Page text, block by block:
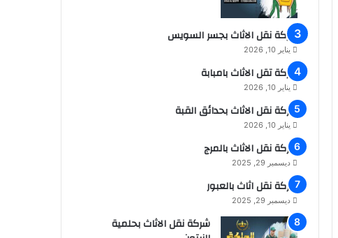
شركة نقل الاثاث بجسر السويس
يناير 10, 2026
شركة تقل الاثاث بامبابة
يناير 10, 2026
شركة نقل الاثاث بحدائق القبة
يناير 10, 2026
شركة نقل الاثاث بالمرج
ديسمبر 29, 2025
شركة نقل اثاث بالعبور
ديسمبر 29, 2025
شركة نقل الاثاث بحلمية